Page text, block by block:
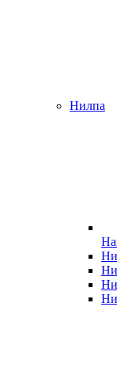
Нилпа